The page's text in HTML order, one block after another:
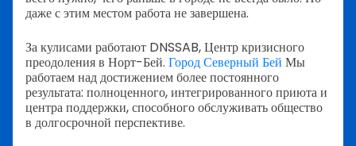
даже с этим местом работа не завершена.
За кулисами работают DNSSAB, Центр кризисного
преодоления в Норт-Бей. Город Северный Бей Мы
работаем над достижением более постоянного
результата: полноценного, интегрированного приюта и
центра поддержки, способного обслуживать общество
в долгосрочной перспективе.